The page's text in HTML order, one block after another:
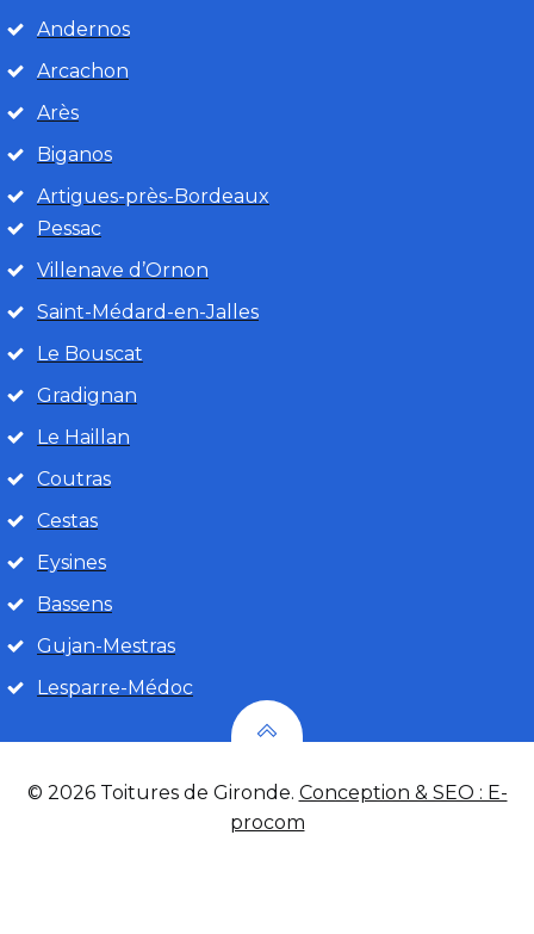
Andernos
Arcachon
Arès
Biganos
Artigues-près-Bordeaux
Pessac
Villenave d’Ornon
Saint-Médard-en-Jalles
Le Bouscat
Gradignan
Le Haillan
Coutras
Cestas
Eysines
Bassens
Gujan-Mestras
Lesparre-Médoc
© 2026 Toitures de Gironde. Conception & SEO : E-
procom